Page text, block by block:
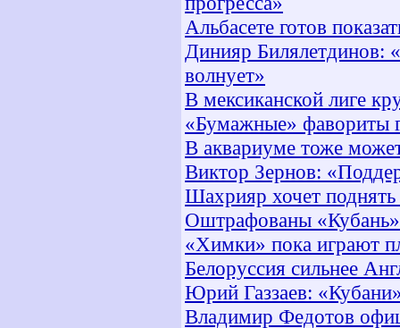
Альбасете готов
Динияр Билялетдинов:
волнует»
В мексиканской лиге
«Бумажные» фавориты
В аквариуме тоже
Виктор Зернов:
Шахрияр хочет поднять
Оштрафованы
«Химки» пока играют
Белоруссия сильнее
Юрий Газзаев:
Владимир Федотов